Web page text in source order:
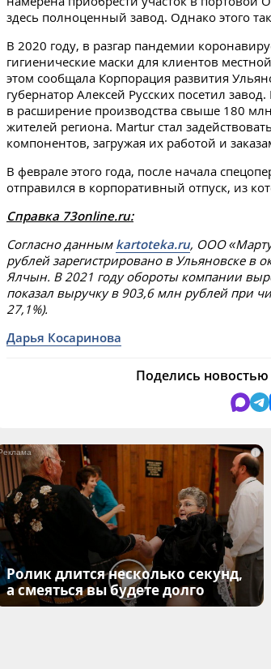
здесь полноценный завод. Однако этого
В 2020 году, в разгар пандемии
гигиенические маски для клиентов
этом сообщала Корпорация развития
губернатор Алексей Русских посетил
в расширение производства свыше 180
жителей региона. Martur стал
компонентов, загружая их работой и
В феврале этого года, после начала
отправился в корпоративный отпуск, из
Справка 73online.ru:
Согласно данным kartoteka.ru, ООО
рублей зарегистрировано в Ульяновске в
Ялчын. В 2021 году обороты компании
показал выручку в 903,6 млн рублей при
27,1%).
Дарья Косаринова
Поделись
i
Ролик длится несколько секунд,
а смеяться вы будете долго